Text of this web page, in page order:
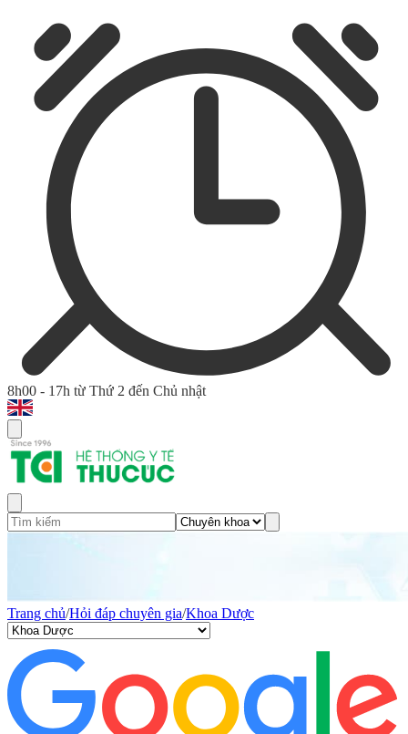
8h00 - 17h từ Thứ 2 đến Chủ nhật
Trang chủ/Hỏi đáp chuyên gia/Khoa Dược